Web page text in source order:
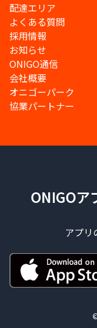
配達エリア
よくある質問
採用情報
お知らせ
ONIGO通信
会社概要
オニゴーパーク
協業パートナー
ONIGOア
アプリ